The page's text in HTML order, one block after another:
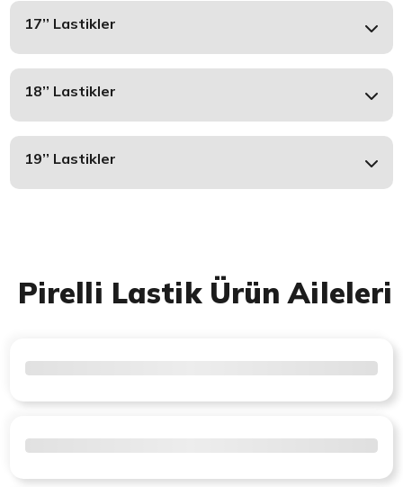
17’’ Lastikler
18’’ Lastikler
19’’ Lastikler
Pirelli Lastik Ürün Aileleri